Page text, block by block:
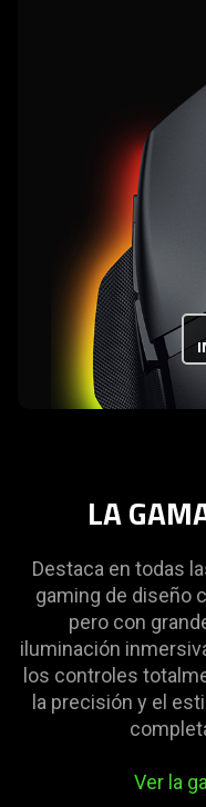
LA
Destaca en todas
gaming de diseño
pero con
iluminación
los controles
la precisión y el
Ver la